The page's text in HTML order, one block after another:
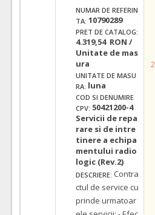
NUMAR DE REFERIN
TA: 10790289
PRET DE CATALOG:
4.319,54 RON /
Unitate de mas
ura
UNITATE DE MASU
RA: luna
COD SI DENUMIRE
CPV: 50421200-4
Servicii de repa
rare si de intre
tinere a echipa
mentului radio
logic (Rev.2)
DESCRIERE: Contra
ctul de service cu
prinde urmatoar
2